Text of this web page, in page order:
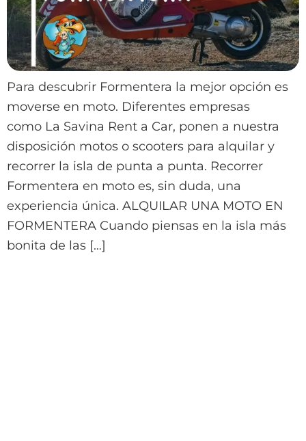
Para descubrir Formentera la mejor opción es
moverse en moto. Diferentes empresas
como La Savina Rent a Car, ponen a nuestra
disposición motos o scooters para alquilar y
recorrer la isla de punta a punta. Recorrer
Formentera en moto es, sin duda, una
experiencia única. ALQUILAR UNA MOTO EN
FORMENTERA Cuando piensas en la isla más
bonita de las […]